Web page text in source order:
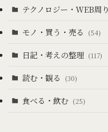
テクノロジー・WEB周り
モノ・買う・売る (54)
日記・考えの整理 (117)
読む・観る (30)
食べる・飲む (25)